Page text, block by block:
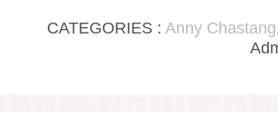
CATEGORIES : Anny Chastang